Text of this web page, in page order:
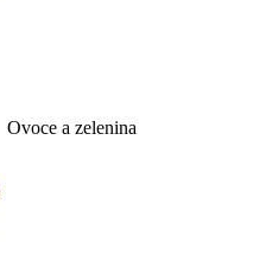
Ovoce a zelenina